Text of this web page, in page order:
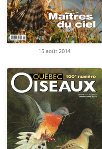
15 août 2014